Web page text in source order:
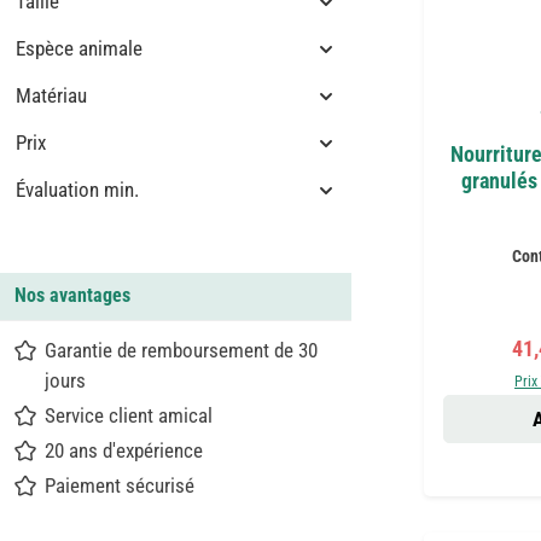
Espèce animale
Matériau
Prix
Évaluation min.
Nos avantages
Garantie de remboursement de 30
jours
Service client amical
20 ans d'expérience
Paiement sécurisé